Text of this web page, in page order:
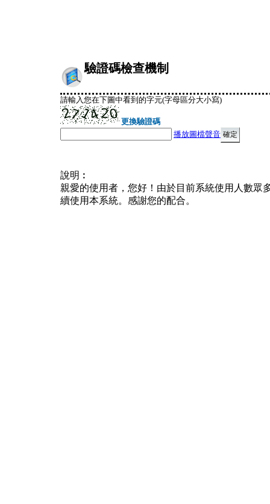
驗證碼檢查機制
請輸入您在下圖中看到的字元(字母區分大小寫)
更換驗證碼
播放圖檔聲音
說明︰
親愛的使用者，您好！由於目前系統使用人數眾
續使用本系統。感謝您的配合。